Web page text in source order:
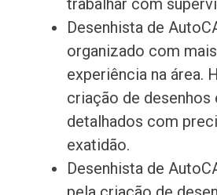
trabalhar com
Desenhista de
organizado com
experiência na área.
criação de desenhos
detalhados com
exatidão.
Desenhista de